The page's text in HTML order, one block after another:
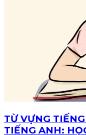
TỪ VỰNG
TIẾNG ANH: